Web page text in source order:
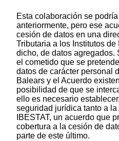
Esta colaboración se
anteriormente, pero ese
cesión de datos en una
Tributaria a los Institutos
dicho, de datos agregados.
el cometido que se
datos de carácter personal
Balears y el Acuerdo
posibilidad de que se
ello es necesario
seguridad jurídica tanto a la
IBESTAT, un acuerdo que
cobertura a la cesión de
parte de este último.